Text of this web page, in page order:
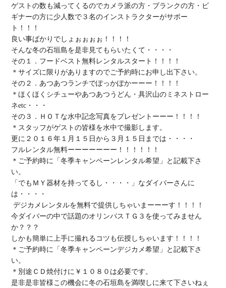
ゲストの数も減ってくるのでカメラ派の方 ・ ブランクの方・ビ
ギナーの方に少人数で３名のインストラクターがサポー
ト ！！！
良い事ばかりでしょぉぉぉぉ！！！！
そんな冬の石垣島を是非見てもらいたくて・・・・
その１． フードベスト無料レンタルスタート！！！！
＊サイズに限りがありますのでご予約時にお申し出下さい。
その２．あつあつランチでぽっかぽかーーー！！！！
＊ほくほくシチューやあつあつうどん・具沢山のミネストロー
ネetc・・・
その３． ＨＯＴな水中記念写真をプレゼント ーーー！！！！
＊スタッフがゲストの皆様を水中で撮影します。
更に ２０１６年１月１５日から３月１５日まで
フルレンタル無料ーーーーーーー！！！！！！
＊ご予約時に「冬季キャンペーンレンタル希望」と記載下さ
い。
「でもＭＹ器材を持ってるし・・・・」なダイバーさんに
デジカメレンタルを無料で提供しちゃいまーーーす！！！！
今ダイバーの中で話題のオリンパスＴＧ３を使ってみません
か？？？
しかも簡単に上手に撮れるコツも伝授しちゃいます！！！！
＊ご予約時に「冬季キャンペーンデジカメ希望」と記載下さ
い。
是非是非皆様この機会に冬の石垣島を満喫 しに来て下さいねぇ